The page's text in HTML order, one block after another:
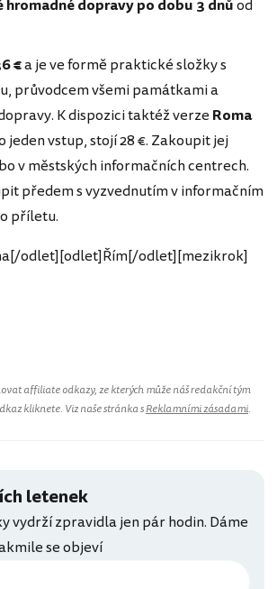
hromadné dopravy po dobu 3 dnůod
€a je ve formě praktické složky s
průvodcem všemi památkami a
K dispozici taktéž verze Roma
jeden vstup, stojí 28 €. Zakoupit jej
v městských informačních centrech.
předem s vyzvednutím v informačním
příletu.
odlet][odlet]Řím[/odlet][mezikrok]
affiliate odkazy, ze kterých může náš redakční tým
kliknete. Viz naše stránka sReklamními zásadami.
letenek
vydrží zpravidla jen pár hodin. Dáme
se objeví